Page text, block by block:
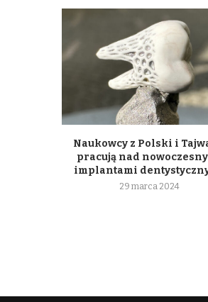
Naukowcy z Polski i
pracują nad
implantami
29 marca 2024